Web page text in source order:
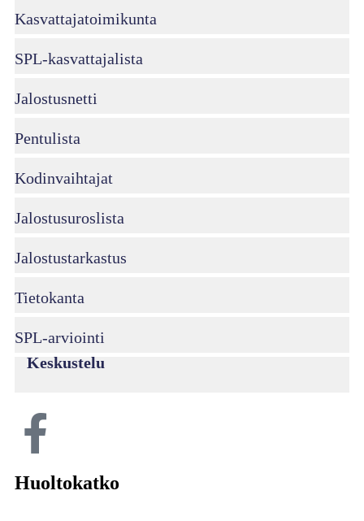
Kasvattajatoimikunta
SPL-kasvattajalista
Jalostusnetti
Pentulista
Kodinvaihtajat
Jalostusuroslista
Jalostustarkastus
Tietokanta
SPL-arviointi
Keskustelu
Huoltokatko